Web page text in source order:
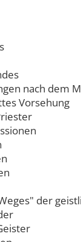
nach dem
Vorsehung
der